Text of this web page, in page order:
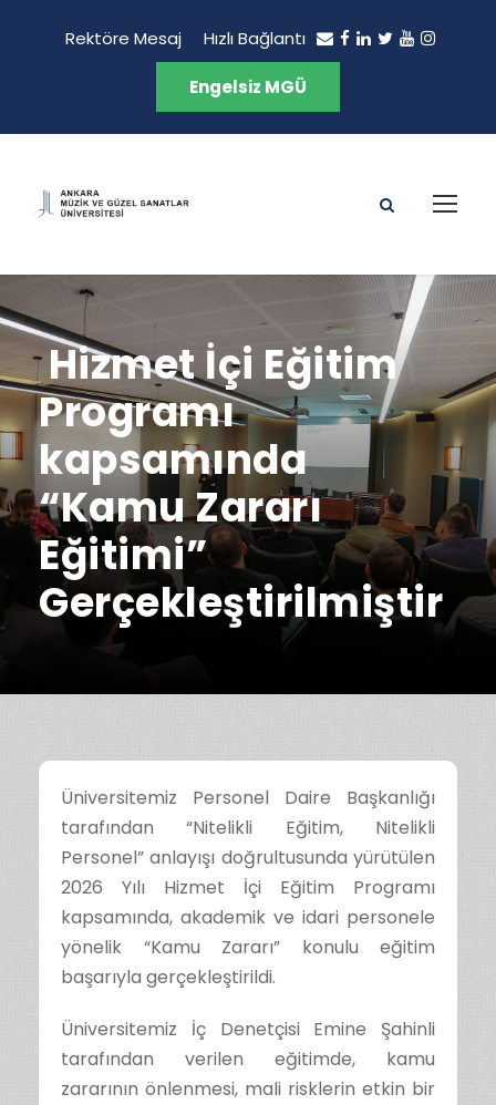
Rektöre Mesaj Hızlı Bağlantı
Engelsiz MGÜ
Hizmet İçi Eğitim
Programı
kapsamında
“Kamu Zararı
Eğitimi”
Gerçekleştirilmiştir
Üniversitemiz Personel Daire Başkanlığı
tarafından “Nitelikli Eğitim, Nitelikli
Personel” anlayışı doğrultusunda yürütülen
2026 Yılı Hizmet İçi Eğitim Programı
kapsamında, akademik ve idari personele
yönelik “Kamu Zararı” konulu eğitim
başarıyla gerçekleştirildi.
Üniversitemiz İç Denetçisi Emine Şahinli
tarafından verilen eğitimde, kamu
zararının önlenmesi, mali risklerin etkin bir